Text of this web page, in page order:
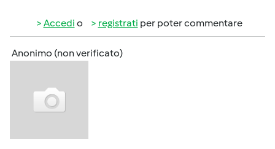
Accedi o registrati per poter commentare
Anonimo (non verificato)